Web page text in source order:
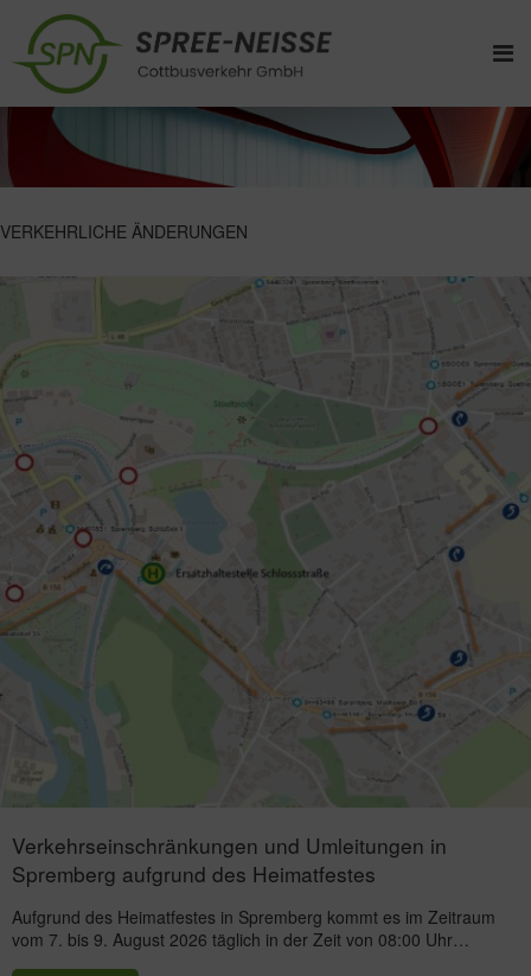
VERKEHRLICHE ÄNDERUNGEN
Verkehrseinschränkungen und Umleitungen in
Spremberg aufgrund des Heimatfestes
Aufgrund des Heimatfestes in Spremberg kommt es im Zeitraum
vom 7. bis 9. August 2026 täglich in der Zeit von 08:00 Uhr…